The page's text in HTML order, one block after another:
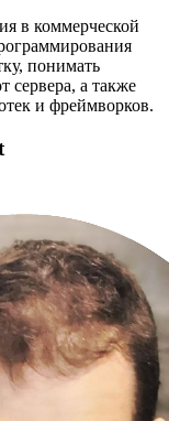
в коммерческой
понимать
сервера, а также
и фреймворков.